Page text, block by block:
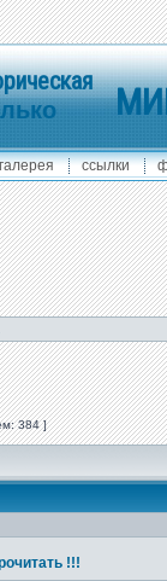
галерея ссылки
384 ]
!!!